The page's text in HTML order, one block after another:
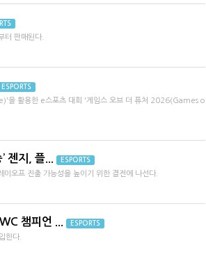
터 판매된다.
ESPORTS
을 활용한 e스포츠 대회 '게임스 오브 더 퓨처 2026(Games o
젠지, 플... ESPORTS
오프 진출 가능성을 높이기 위한 결전에 나선다.
챔피언 ... ESPORTS
한다.